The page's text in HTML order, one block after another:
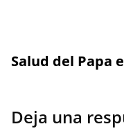
Salud del Papa
Deja una